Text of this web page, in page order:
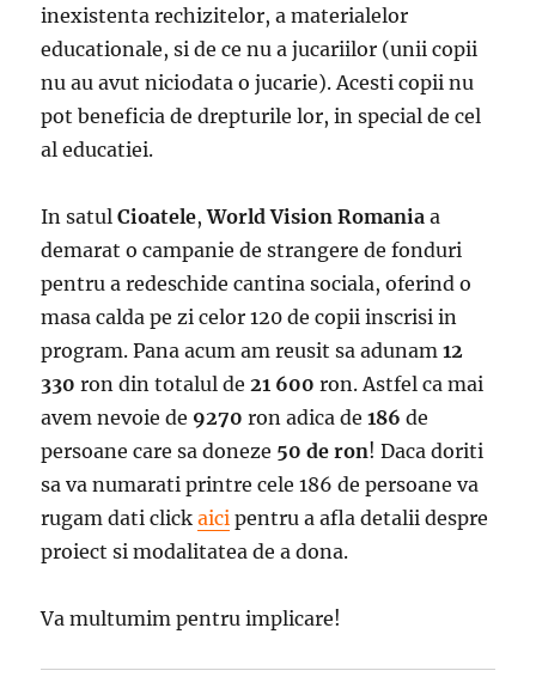
inexistenta rechizitelor, a materialelor
educationale, si de ce nu a jucariilor (unii copii
nu au avut niciodata o jucarie). Acesti copii nu
pot beneficia de drepturile lor, in special de cel
al educatiei.
In satulCioatele,World Vision Romania a
demarat o campanie de strangere de fonduri
pentru a redeschide cantina sociala, oferind o
masa calda pe zi celor 120 de copii inscrisi in
program. Pana acum am reusit sa adunam12
330 ron din totalul de21 600 ron. Astfel ca mai
avem nevoie de 9270ron adica de186de
persoane care sa doneze 50 de ron! Daca doriti
sa va numarati printre cele 186 de persoane va
rugam dati clickaici pentru a afla detalii despre
proiect si modalitatea de a dona.
Va multumim pentru implicare!